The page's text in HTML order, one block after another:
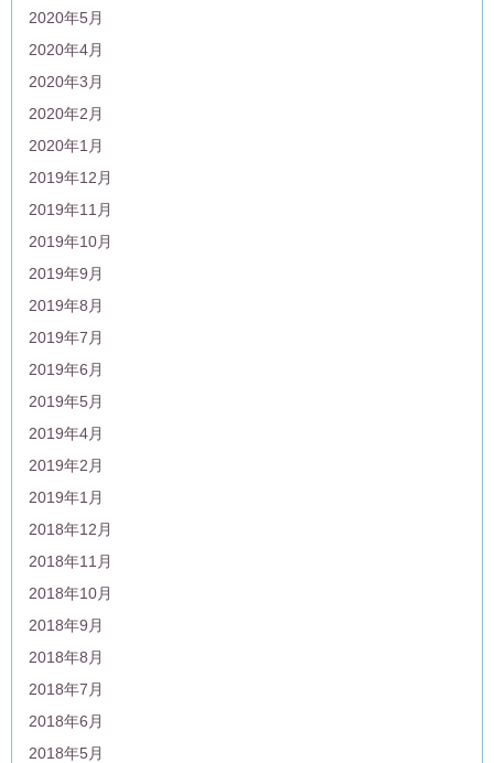
2020年5月
2020年4月
2020年3月
2020年2月
2020年1月
2019年12月
2019年11月
2019年10月
2019年9月
2019年8月
2019年7月
2019年6月
2019年5月
2019年4月
2019年2月
2019年1月
2018年12月
2018年11月
2018年10月
2018年9月
2018年8月
2018年7月
2018年6月
2018年5月